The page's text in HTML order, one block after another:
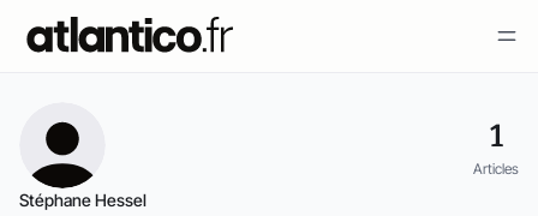
1
Articles
Stéphane Hessel